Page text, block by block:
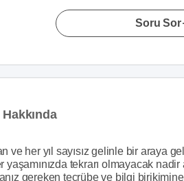
Soru Sor
ve her yıl sayısız gelinle bir araya
yaşamınızda tekrarı olmayacak
gereken tecrübe ve bilgi